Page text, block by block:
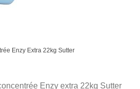
Enzy Extra 22kg Sutter
Enzy extra 22kg Sutter